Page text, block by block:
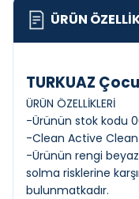
ÜRÜN
TURKUAZ
ÜRÜN ÖZELLİKLERİ
-Ürünün stok kodu
-Clean Active
-Ürünün rengi
solma risklerine
bulunmatkadır.